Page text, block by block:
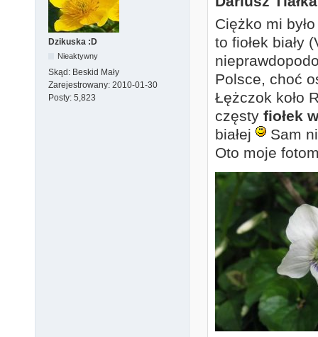
Dzikuska :D
Nieaktywny
Skąd: Beskid Mały
Zarejestrowany: 2010-01-30
Posty: 5,823
Ciężko mi
to fiołek biały
Polsce, choć
Łężczok koło
częsty fiołek
białej
Sam
Oto moje